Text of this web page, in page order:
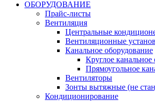
ОБОРУДОВАНИЕ
Прайс-листы
Вентиляция
Центральные
Вентиляционные
Канальное оборудование
Круглое канальное
Прямоугольное
Вентиляторы
Зонты вытяжные (не
Кондиционирование